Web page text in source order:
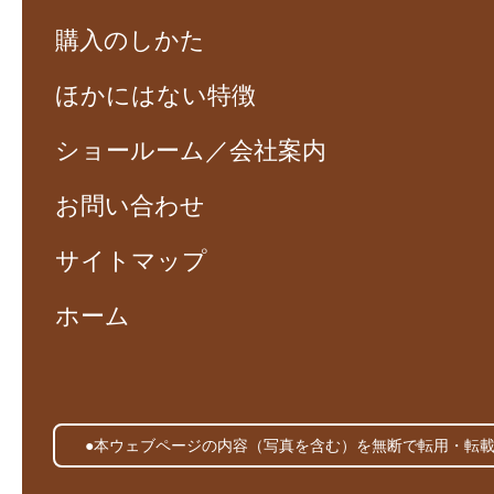
購入のしかた
ほかにはない特徴
ショールーム／会社案内
お問い合わせ
サイトマップ
ホーム
●本ウェブページの内容（写真を含む）を無断で転用・転